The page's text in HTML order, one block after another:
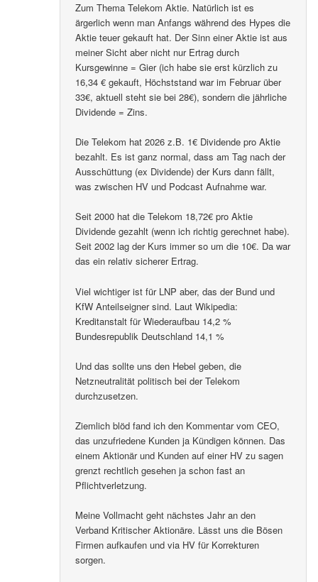
Zum Thema Telekom Aktie. Natürlich ist es
ärgerlich wenn man Anfangs während des Hypes die
Aktie teuer gekauft hat. Der Sinn einer Aktie ist aus
meiner Sicht aber nicht nur Ertrag durch
Kursgewinne = Gier (ich habe sie erst kürzlich zu
16,34 € gekauft, Höchststand war im Februar über
33€, aktuell steht sie bei 28€), sondern die jährliche
Dividende = Zins.
Die Telekom hat 2026 z.B. 1€ Dividende pro Aktie
bezahlt. Es ist ganz normal, dass am Tag nach der
Ausschüttung (ex Dividende) der Kurs dann fällt,
was zwischen HV und Podcast Aufnahme war.
Seit 2000 hat die Telekom 18,72€ pro Aktie
Dividende gezahlt (wenn ich richtig gerechnet habe).
Seit 2002 lag der Kurs immer so um die 10€. Da war
das ein relativ sicherer Ertrag.
Viel wichtiger ist für LNP aber, das der Bund und
KfW Anteilseigner sind. Laut Wikipedia:
Kreditanstalt für Wiederaufbau 14,2 %
Bundesrepublik Deutschland 14,1 %
Und das sollte uns den Hebel geben, die
Netzneutralität politisch bei der Telekom
durchzusetzen.
Ziemlich blöd fand ich den Kommentar vom CEO,
das unzufriedene Kunden ja Kündigen können. Das
einem Aktionär und Kunden auf einer HV zu sagen
grenzt rechtlich gesehen ja schon fast an
Pflichtverletzung.
Meine Vollmacht geht nächstes Jahr an den
Verband Kritischer Aktionäre. Lässt uns die Bösen
Firmen aufkaufen und via HV für Korrekturen
sorgen.